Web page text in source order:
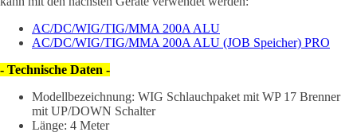
AC/DC/WIG/TIG/MMA 200A ALU
AC/DC/WIG/TIG/MMA 200A ALU (JOB Speicher) PRO
- Technische Daten -
Modellbezeichnung: WIG Schlauchpaket mit WP 17 Brenner
mit UP/DOWN Schalter
Länge: 4 Meter